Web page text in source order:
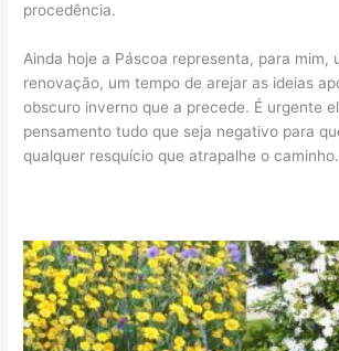
procedência.
Ainda hoje a Páscoa representa, para mim,
renovação, um tempo de arejar as ideias
obscuro inverno que a precede. É urgente
pensamento tudo que seja negativo para
qualquer resquício que atrapalhe o caminho.